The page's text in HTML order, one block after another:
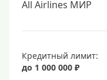
All Airlines МИР
Кредитный лимит:
до 1 000 000 ₽